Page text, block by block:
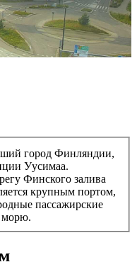
город Финляндии,
Уусимаа.
Финского залива
крупным портом,
пассажирские
морю.